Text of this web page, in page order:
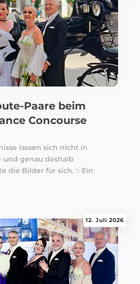
Paare beim
Concourse
lassen sich nicht in
und genau deshalb
die Bilder für sich. ✨Ein
12. Juli 2026